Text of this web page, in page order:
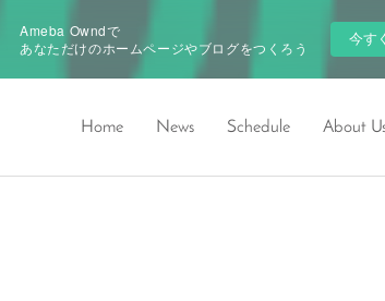
Ameba Owndで
あなただけのホームページやブログをつくろう
今す
Home News Schedule About